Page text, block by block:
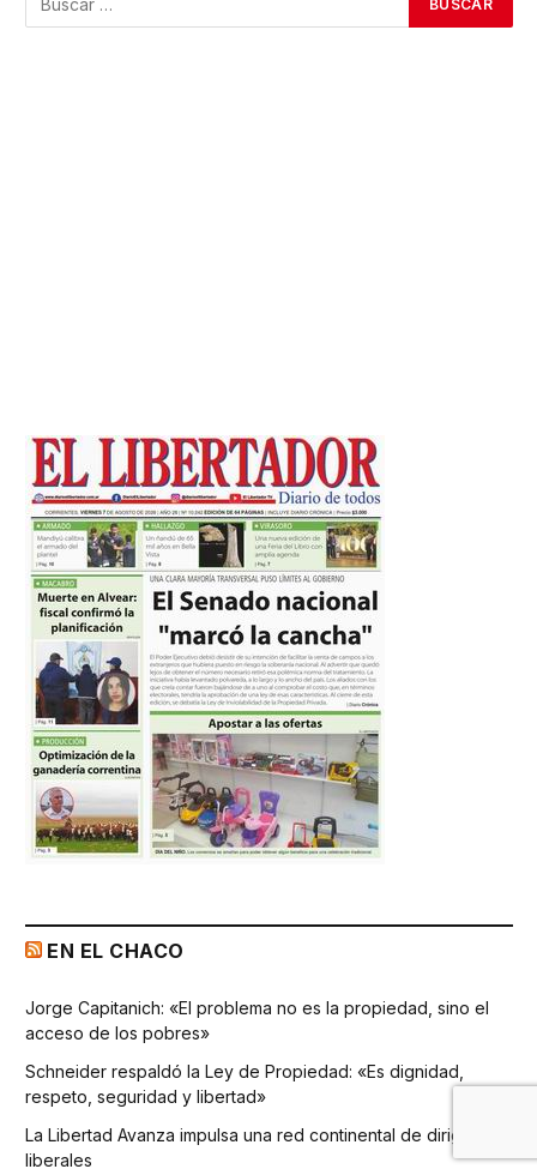
EN EL CHACO
Jorge Capitanich: «El problema no es la propiedad, sino el
acceso de los pobres»
Schneider respaldó la Ley de Propiedad: «Es dignidad,
respeto, seguridad y libertad»
La Libertad Avanza impulsa una red continental de dirigentes
liberales